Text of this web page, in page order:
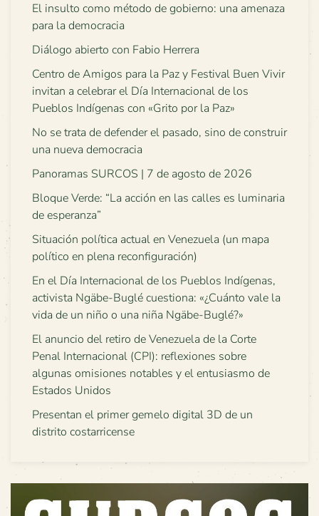
El insulto como método de gobierno: una amenaza
para la democracia
Diálogo abierto con Fabio Herrera
Centro de Amigos para la Paz y Festival Buen Vivir
invitan a celebrar el Día Internacional de los
Pueblos Indígenas con «Grito por la Paz»
No se trata de defender el pasado, sino de construir
una nueva democracia
Panoramas SURCOS | 7 de agosto de 2026
Bloque Verde: “La acción en las calles es luminaria
de esperanza”
Situación política actual en Venezuela (un mapa
político en plena reconfiguración)
En el Día Internacional de los Pueblos Indígenas,
activista Ngäbe-Buglé cuestiona: «¿Cuánto vale la
vida de un niño o una niña Ngäbe-Buglé?»
El anuncio del retiro de Venezuela de la Corte
Penal Internacional (CPI): reflexiones sobre
algunas omisiones notables y el entusiasmo de
Estados Unidos
Presentan el primer gemelo digital 3D de un
distrito costarricense